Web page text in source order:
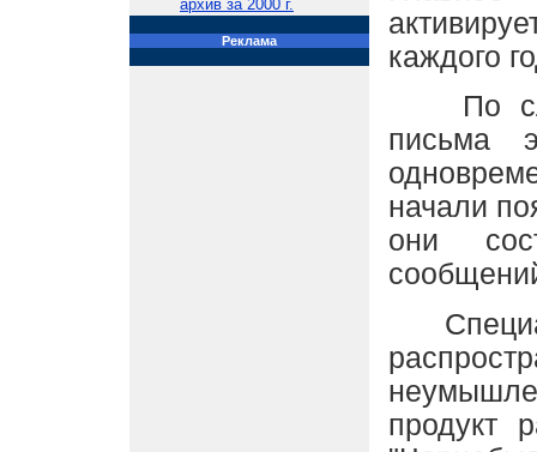
архив за 2000 г.
Реклама
каждого
По
письма
начали
они
продукт